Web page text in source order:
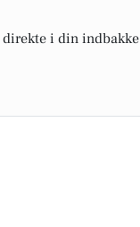
direkte i din indbakke